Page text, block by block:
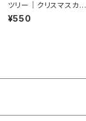
ツリー｜クリスマスカー
ド｜封筒付き｜活版印
刷
¥550